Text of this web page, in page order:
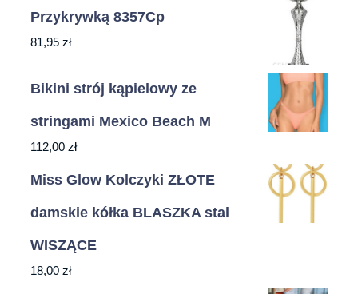
Przykrywką 8357Cp
81,95 zł
Bikini strój kąpielowy ze
stringami Mexico Beach M
112,00 zł
Miss Glow Kolczyki ZŁOTE
damskie kółka BLASZKA stal
WISZĄCE
18,00 zł